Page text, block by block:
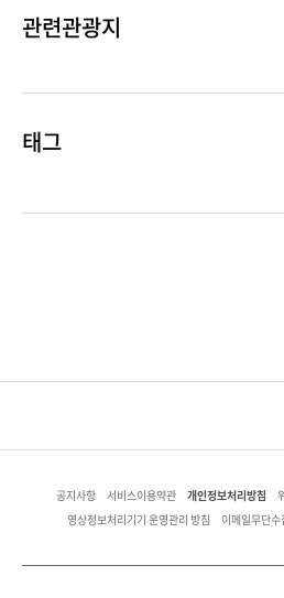
관련관광지
태그
공지사항 서비스이용약관 개인정보처리방침
영상정보처리기기 운영관리 방침 이메일무단수